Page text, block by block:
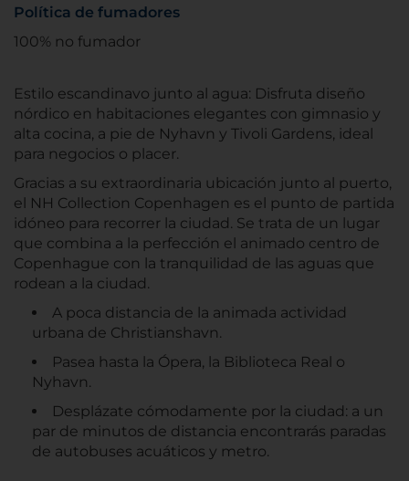
Política de fumadores
100% no fumador
Estilo escandinavo junto al agua: Disfruta diseño
nórdico en habitaciones elegantes con gimnasio y
alta cocina, a pie de Nyhavn y Tivoli Gardens, ideal
para negocios o placer.
Gracias a su extraordinaria ubicación junto al puerto,
el NH Collection Copenhagen es el punto de partida
idóneo para recorrer la ciudad. Se trata de un lugar
que combina a la perfección el animado centro de
Copenhague con la tranquilidad de las aguas que
rodean a la ciudad.
A poca distancia de la animada actividad
urbana de Christianshavn.
Pasea hasta la Ópera, la Biblioteca Real o
Nyhavn.
Desplázate cómodamente por la ciudad: a un
par de minutos de distancia encontrarás paradas
de autobuses acuáticos y metro.